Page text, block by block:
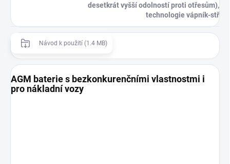
desetkrát vyšší odolností proti otřesům),
technologie vápník-stř
Návod k použití (1.4 MB)
AGM baterie s bezkonkurenčními vlastnostmi i
pro nákladní vozy